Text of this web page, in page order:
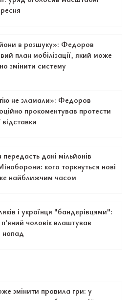
в розшуку»: Федоров
план мобілізації, який може
змінити систему
не зламали»: Федоров
прокоментував протести
відставки
дані мільйонів
кого торкнуться нові
найближчим часом
і українця "бандерівцями":
чоловік влаштував
напад
змінити правила гри: у